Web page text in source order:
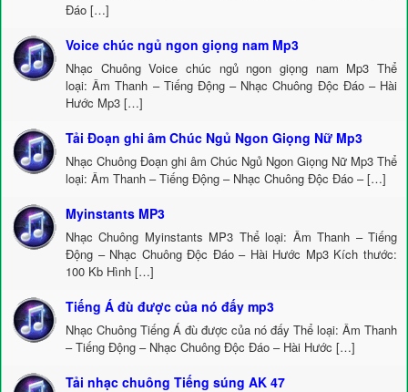
Đáo […]
Voice chúc ngủ ngon giọng nam Mp3
Nhạc Chuông Voice chúc ngủ ngon giọng nam Mp3 Thể
loại: Âm Thanh – Tiếng Động – Nhạc Chuông Độc Đáo – Hài
Hước Mp3 […]
Tải Đoạn ghi âm Chúc Ngủ Ngon Giọng Nữ Mp3
Nhạc Chuông Đoạn ghi âm Chúc Ngủ Ngon Giọng Nữ Mp3 Thể
loại: Âm Thanh – Tiếng Động – Nhạc Chuông Độc Đáo – […]
Myinstants MP3
Nhạc Chuông Myinstants MP3 Thể loại: Âm Thanh – Tiếng
Động – Nhạc Chuông Độc Đáo – Hài Hước Mp3 Kích thước:
100 Kb Hình […]
Tiếng Á đù được của nó đấy mp3
Nhạc Chuông Tiếng Á đù được của nó đấy Thể loại: Âm Thanh
– Tiếng Động – Nhạc Chuông Độc Đáo – Hài Hước […]
Tải nhạc chuông Tiếng súng AK 47